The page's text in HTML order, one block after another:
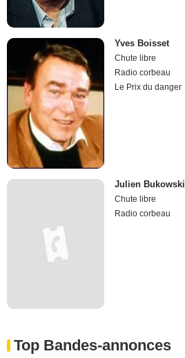
Yves Boisset
Chute libre
Radio corbeau
Le Prix du danger
Julien Bukowski
Chute libre
Radio corbeau
Top Bandes-annonces